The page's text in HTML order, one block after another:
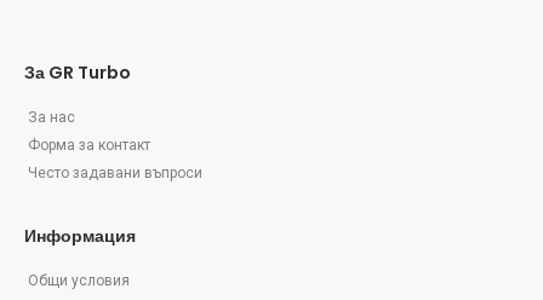
За GR Turbo
За нас
Форма за контакт
Често задавани въпроси
Информация
Общи условия